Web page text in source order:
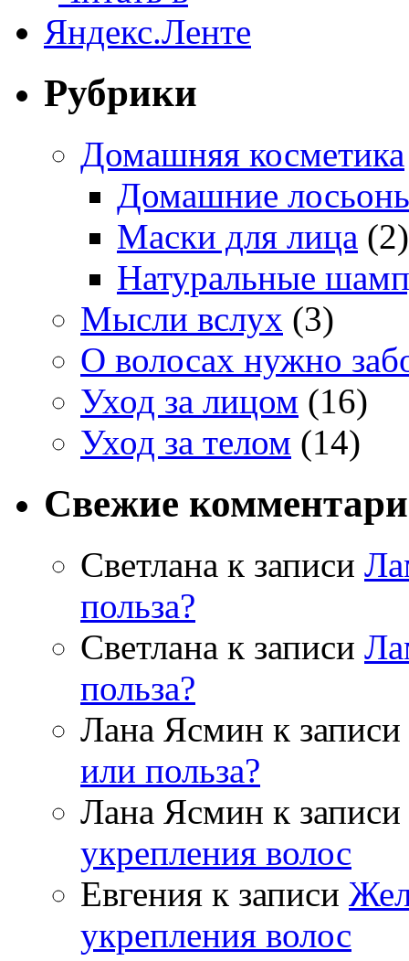
Рубрики
Домашняя косметика
Домашние
Маски для лица (2)
Натуральные
Мысли вслух (3)
О волосах нужно
Уход за лицом (16)
Уход за телом (14)
Свежие
Светлана к записи
польза?
Светлана к записи
польза?
Лана Ясмин к записи
или польза?
Лана Ясмин к записи
укрепления волос
Евгения к записи
укрепления волос